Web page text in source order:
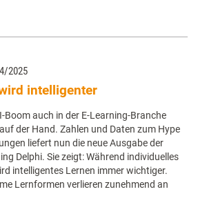
2025
intelligenter
Boom auch in der E-Learning-Branche
der Hand. Zahlen und Daten zum Hype
liefert nun die neue Ausgabe der
Delphi. Sie zeigt: Während individuelles
intelligentes Lernen immer wichtiger.
Lernformen verlieren zunehmend an